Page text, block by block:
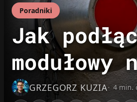
Poradniki
Jak
modułowy
GRZEGORZ KUZIA 4 min.